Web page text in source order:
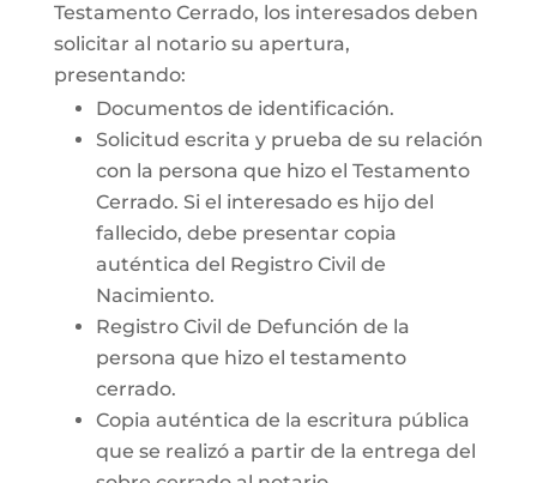
Testamento Cerrado, los interesados deben
solicitar al notario su apertura,
presentando:
Documentos de identificación.
Solicitud escrita y prueba de su relación
con la persona que hizo el Testamento
Cerrado. Si el interesado es hijo del
fallecido, debe presentar copia
auténtica del Registro Civil de
Nacimiento.
Registro Civil de Defunción de la
persona que hizo el testamento
cerrado.
Copia auténtica de la escritura pública
que se realizó a partir de la entrega del